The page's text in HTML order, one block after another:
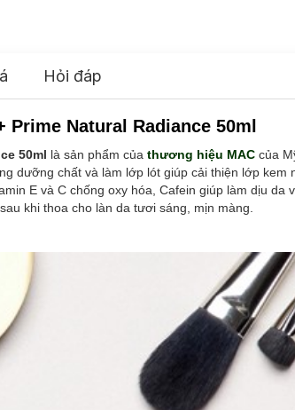
Hỏi đáp
Prime Natural Radiance 50ml
50ml là sản phẩm của thương hiệu MAC của
dưỡng chất và làm lớp lót giúp cải thiện lớp kem
E và C chống oxy hóa, Cafein giúp làm dịu da
khi thoa cho làn da tươi sáng, mịn màng.